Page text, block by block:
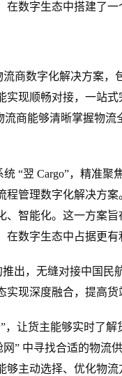
数字生态中搭建了
商数字化解决方案
现顺畅对接，一站
流商能够清晰掌握物
“翌 Cargo”，精准
管理数字化解决方
、智能化。这一方案
数字生态中占据更有
出，无缝对接中国
现深度融合，提高货
，让货主能够实时了
” 中寻找合适的物流
主动选择、优化物流